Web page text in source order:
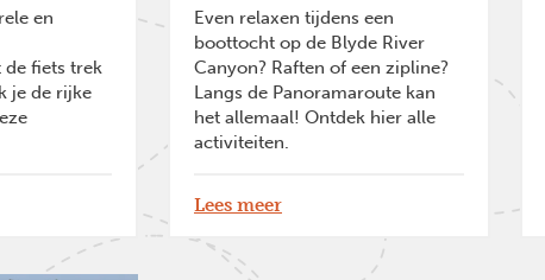
en
de fiets trek
je de rijke
Even relaxen tijdens een
boottocht op de Blyde River
Canyon? Raften of een zipline?
Langs de Panoramaroute kan
het allemaal! Ontdek hier alle
activiteiten.
Lees meer